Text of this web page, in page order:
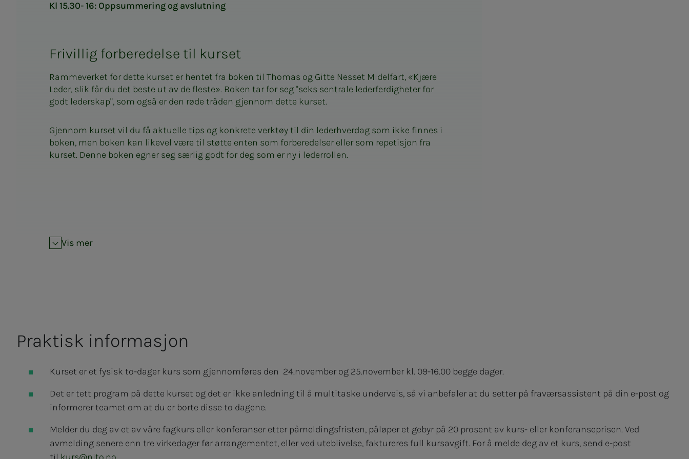
Kl 15.30- 16: Oppsummering og avslutning
Frivillig forberedelse til kurset
Rammeverket for dette kurset er hentet fra boken til Thomas og Gitte Nesset Midelfart, «Kjære
Leder, slik får du det beste ut av de fleste». Boken tar for seg "seks sentrale lederferdigheter for
godt lederskap", som også er den røde tråden gjennom dette kurset.
Gjennom kurset vil du få aktuelle tips og konkrete verktøy til din lederhverdag som ikke finnes i
boken, men boken kan likevel være til støtte enten som forberedelser eller som repetisjon fra
kurset. Denne boken egner seg særlig godt for deg som er ny i lederrollen.
Vis mer
Prak­­­tisk in­­­for­­­ma­­­sjon
Kurset er et fysisk to-dager kurs som gjennomføres den 24.november og 25.november kl. 09-16.00 begge dager.
Det er tett program på dette kurset og det er ikke anledning til å multitaske underveis, så vi anbefaler at du setter på fraværsassistent på din e-post og
informerer teamet om at du er borte disse to dagene.
Melder du deg av et av våre fagkurs eller konferanser etter påmeldingsfristen, påløper et gebyr på 20 prosent av kurs- eller konferanseprisen. Ved
avmelding senere enn tre virkedager før arrangementet, eller ved uteblivelse, faktureres full kursavgift. For å melde deg av et kurs, send e-post